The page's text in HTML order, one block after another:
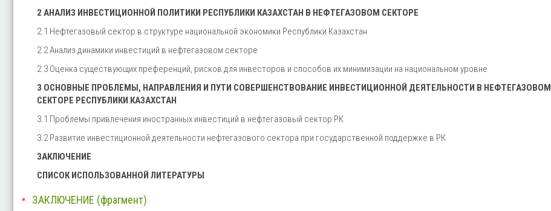
2 АНАЛИЗ ИНВЕСТИЦИОННОЙ ПОЛИТИКИ РЕСПУБЛИКИ КАЗАХСТАН В НЕФТЕГАЗОВОМ СЕКТОРЕ
2.1 Нефтегазовый сектор в структуре национальной экономики Республики Казахстан
2.2 Анализ динамики инвестиций в нефтегазовом секторе
2.3 Оценка существующих преференций, рисков для инвесторов и способов их минимизации на национальном уровне
3 ОСНОВНЫЕ ПРОБЛЕМЫ, НАПРАВЛЕНИЯ И ПУТИ СОВЕРШЕНСТВОВАНИЕ ИНВЕСТИЦИОННОЙ ДЕЯТЕЛЬНОСТИ В НЕФТЕГАЗОВОМ
СЕКТОРЕ РЕСПУБЛИКИ КАЗАХСТАН
3.1 Проблемы привлечения иностранных инвестиций в нефтегазовый сектор РК
3.2 Развитие инвестиционной деятельности нефтегазового сектора при государственной поддержке в РК
ЗАКЛЮЧЕНИЕ
СПИСОК ИСПОЛЬЗОВАННОЙ ЛИТЕРАТУРЫ
ЗАКЛЮЧЕНИЕ (фрагмент)